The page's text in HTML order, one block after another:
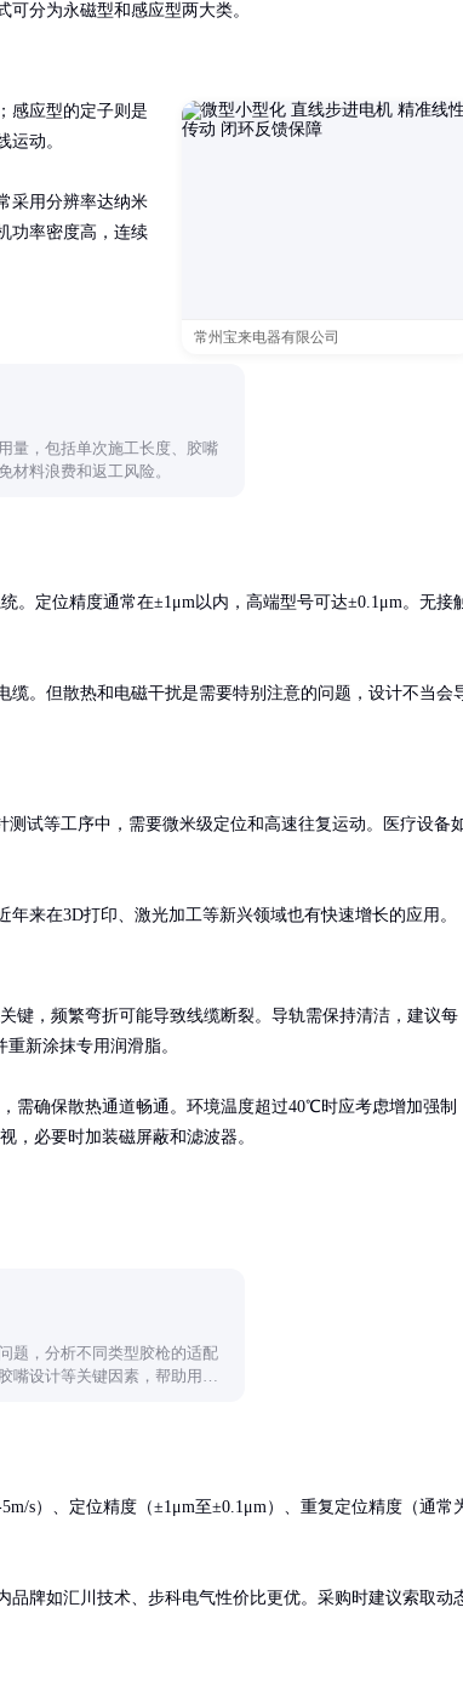
分为永磁型和感应型两大类。
常州宝来电器有限公司
感应型的定子则是
运动。
采用分辨率达纳米
功率密度高，连续
量，包括单次施工长度、胶嘴
材料浪费和返工风险。
。定位精度通常在±1μm以内，高端型号可达±0.1μm。无接
。但散热和电磁干扰是需要特别注意的问题，设计不当会
试等工序中，需要微米级定位和高速往复运动。医疗设备
来在3D打印、激光加工等新兴领域也有快速增长的应用。
键，频繁弯折可能导致线缆断裂。导轨需保持清洁，建议每
新涂抹专用润滑脂。
需确保散热通道畅通。环境温度超过40℃时应考虑增加强制
，必要时加装磁屏蔽和滤波器。
题，分析不同类型胶枪的适配
嘴设计等关键因素，帮助用户
s）、定位精度（±1μm至±0.1μm）、重复定位精度（通常
牌如汇川技术、步科电气性价比更优。采购时建议索取动